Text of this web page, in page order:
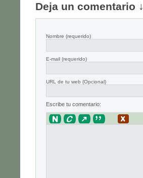
Deja un comentario ↓
Nombre (requerido)
E-mail (requerido)
URL de tu web (Opcional)
Escribe tu comentario: